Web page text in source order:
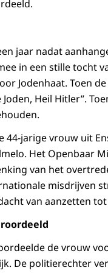
jaar nadat
in een stille tocht
Jodenhaat. Toen
Joden, Heil Hitler”.
44-jarige vrouw uit
Het Openbaar
van het
misdrijven
van aanzetten
de vrouw
De politierechter